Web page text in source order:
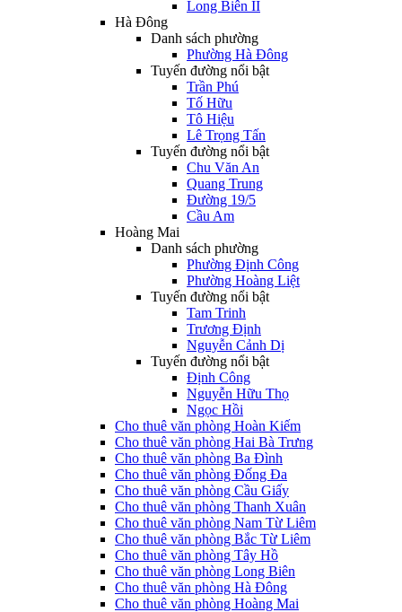
Long Biên II
Hà Đông
Danh sách phường
Phường Hà Đông
Tuyến đường nổi bật
Trần Phú
Tố Hữu
Tô Hiệu
Lê Trọng Tấn
Tuyến đường nổi bật
Chu Văn An
Quang Trung
Đường 19/5
Cầu Am
Hoàng Mai
Danh sách phường
Phường Định Công
Phường Hoàng Liệt
Tuyến đường nổi bật
Tam Trinh
Trương Định
Nguyễn Cảnh Dị
Tuyến đường nổi bật
Định Công
Nguyễn Hữu Thọ
Ngọc Hồi
Cho thuê văn phòng Hoàn Kiếm
Cho thuê văn phòng Hai Bà Trưng
Cho thuê văn phòng Ba Đình
Cho thuê văn phòng Đống Đa
Cho thuê văn phòng Cầu Giấy
Cho thuê văn phòng Thanh Xuân
Cho thuê văn phòng Nam Từ Liêm
Cho thuê văn phòng Bắc Từ Liêm
Cho thuê văn phòng Tây Hồ
Cho thuê văn phòng Long Biên
Cho thuê văn phòng Hà Đông
Cho thuê văn phòng Hoàng Mai